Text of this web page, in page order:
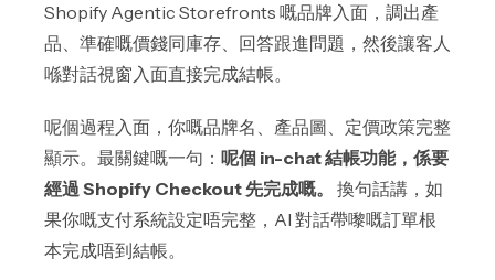
Shopify Agentic Storefronts 嘅品牌入面，調出產
品、準確嘅價錢同庫存、回答跟進問題，然後讓客人
喺對話視窗入面直接完成結帳。
呢個過程入面，你嘅品牌名、產品圖、定價政策完整
顯示。最關鍵嘅一句： 呢個 in-chat 結帳功能，係要
經過 Shopify Checkout 先完成嘅。
換句話講，如
果你嘅支付系統設定唔完整，AI 對話帶嚟嘅訂單根
本完成唔到結帳。